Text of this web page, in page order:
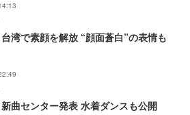
NMB48、台湾で素顔を解放 “顔面蒼白”の表情も
曲センター発表 水着ダンスも公開